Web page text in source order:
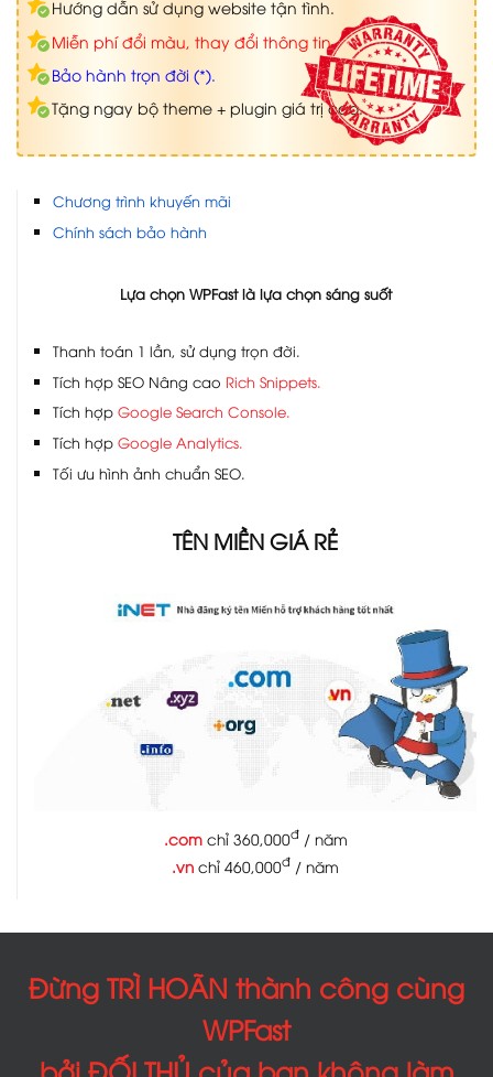
Hướng dẫn sử dụng website tận tình.
Miễn phí đổi màu, thay đổi thông tin.
Bảo hành trọn đời (*).
Tặng ngay bộ theme + plugin giá trị cao.
Chương trình khuyến mãi
Chính sách bảo hành
Lựa chọn WPFast là lựa chọn sáng suốt
Thanh toán 1 lần, sử dụng trọn đời.
Tích hợp SEO Nâng cao Rich Snippets.
Tích hợp Google Search Console.
Tích hợp Google Analytics.
Tối ưu hình ảnh chuẩn SEO.
TÊN MIỀN GIÁ RẺ
.comchỉ 360,000đ/ năm
.vn chỉ 460,000đ / năm
Đừng TRÌ HOÃN thành công cùng
WPFast